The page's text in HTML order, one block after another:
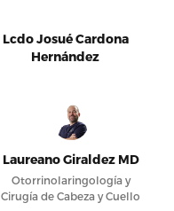
Lcdo Josué Cardona
Hernández
Laureano Giraldez MD
Otorrinolaringología y
Cirugía de Cabeza y Cuello